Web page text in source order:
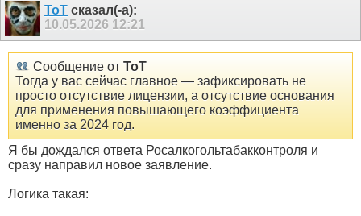
ToT сказал(-а):
10.05.2026 12:21
Сообщение от ToT
Тогда у вас сейчас главное — зафиксировать не
просто отсутствие лицензии, а отсутствие основания
для применения повышающего коэффициента
именно за 2024 год.
Я бы дождался ответа Росалкогольтабакконтроля и
сразу направил новое заявление.
Логика такая: